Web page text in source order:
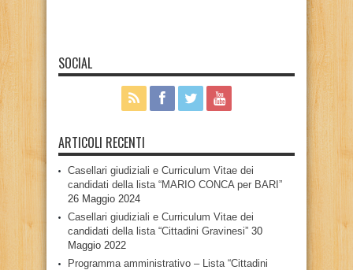
SOCIAL
ARTICOLI RECENTI
Casellari giudiziali e Curriculum Vitae dei
candidati della lista “MARIO CONCA per BARI”
26 Maggio 2024
Casellari giudiziali e Curriculum Vitae dei
candidati della lista “Cittadini Gravinesi” 30
Maggio 2022
Programma amministrativo – Lista “Cittadini